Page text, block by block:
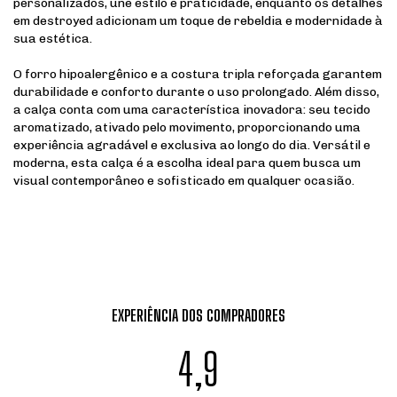
em destroyed adicionam um toque de rebeldia e modernidade à
sua estética.
O forro hipoalergênico e a costura tripla reforçada garantem
durabilidade e conforto durante o uso prolongado. Além disso,
a calça conta com uma característica inovadora: seu tecido
aromatizado, ativado pelo movimento, proporcionando uma
experiência agradável e exclusiva ao longo do dia. Versátil e
moderna, esta calça é a escolha ideal para quem busca um
visual contemporâneo e sofisticado em qualquer ocasião.
EXPERIÊNCIA DOS COMPRADORES
4,9